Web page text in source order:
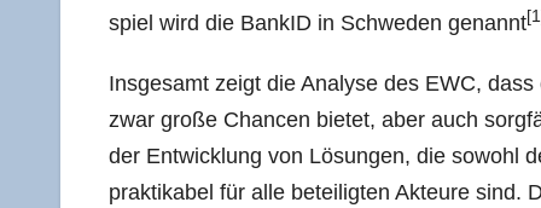
spiel wird die BankID in Schwe­den genannt
Ins­ge­samt zeigt die Ana­ly­se des EWC,
zwar gro­ße Chan­cen bie­tet, aber auch
der Ent­wick­lung von Lösun­gen, die sowohl
prak­ti­ka­bel für alle betei­lig­ten Akteu­re sind.